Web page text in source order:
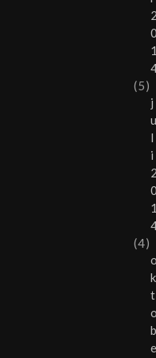
(5)
j
l
i
(4)
k
t